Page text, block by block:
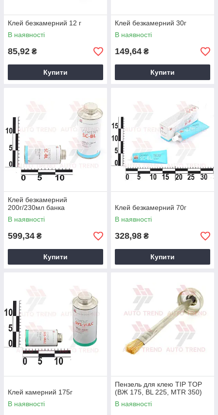
Клей безкамерний 12 г
В наявності
85,92 ₴
Купити
Клей безкамерний 30г
В наявності
149,64 ₴
Купити
Клей безкамерний
200г/230мл банка
В наявності
599,34 ₴
Купити
Клей безкамерний 70г
В наявності
328,98 ₴
Купити
Клей камерний 175г
В наявності
Пензель для клею TIP TOP
(ВЖ 175, BL 225, MTR 350)
В наявності